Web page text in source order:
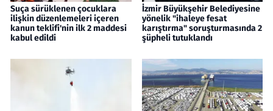
Suça sürüklenen çocuklara
ilişkin düzenlemeleri içeren
kanun teklifi'nin ilk 2 maddesi
kabul edildi
İzmir Büyükşehir Belediyesine
yönelik "ihaleye fesat
karıştırma" soruşturmasında 2
şüpheli tutuklandı